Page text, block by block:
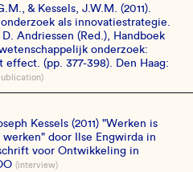
& Kessels, J.W.M. (2011).
als innovatiestrategie.
Andriessen (Red.), Handboek
onderzoek:
effect. (pp. 377-398). Den Haag:
Kessels (2011) "Werken is
door Ilse Engwirda in
voor Ontwikkeling in
(interview)